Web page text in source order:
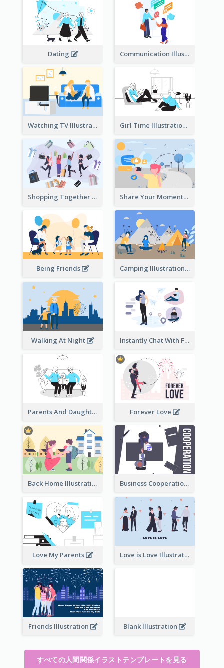
Dating Communication Illustration
Watching TV Illustration Girl Time Illustration
Shopping Together Illustration Share Your Moments To The World Illustration
Being Friends Camping Illustration
Walking At Night Instantly Chat With Friends Illustration
Parents And Daughter Forever Love
Back Home Illustration Business Cooperation
Love My Parents Love is Love Illustration
Friends Illustration Blank Illustration
すべての人間関係イラストテンプレートを見る